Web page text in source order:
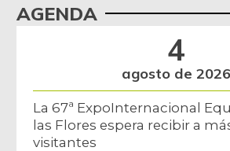
AGENDA
4
agosto de 2026
La 67ª ExpoInternacional
las Flores espera recibir a
visitantes